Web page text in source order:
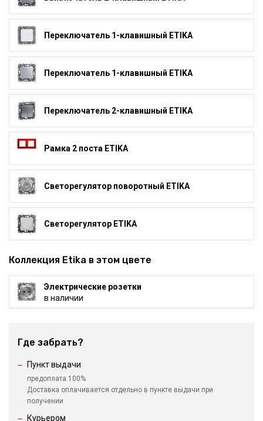
Переключатель 1-клавишный ETIKA
Переключатель 1-клавишный ETIKA
Переключатель 2-клавишный ETIKA
Рамка 2 поста ETIKA
Светорегулятор поворотный ETIKA
Светорегулятор ETIKA
Коллекция Etika в этом цвете
Электрические розетки
в наличии
Где забрать?
Пункт выдачи
предоплата 100%
Доставка оплачивается отдельно в пункте выдачи при
получении
Курьером